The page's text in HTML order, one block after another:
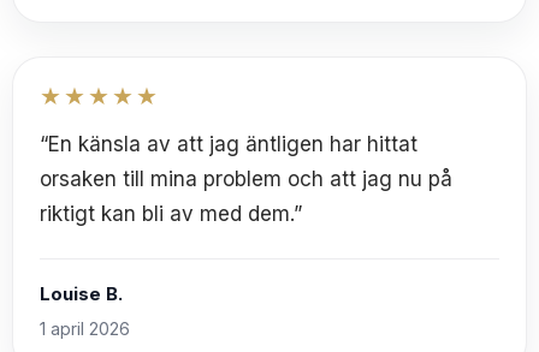
★★★★★
“En känsla av att jag äntligen har hittat
orsaken till mina problem och att jag nu på
riktigt kan bli av med dem.”
Louise B.
1 april 2026